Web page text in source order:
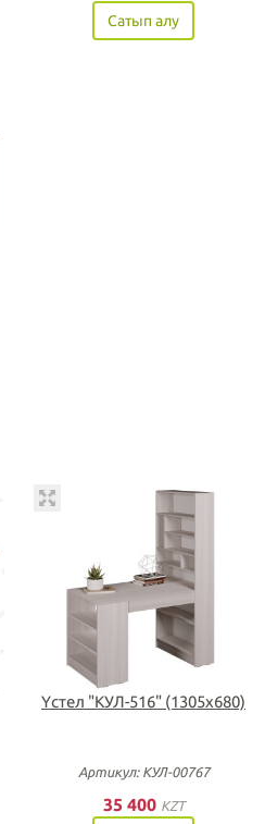
Сатып алу
Үстел "КУЛ-516" (1305х680)
Артикул: КУЛ-00767
35 400 KZT